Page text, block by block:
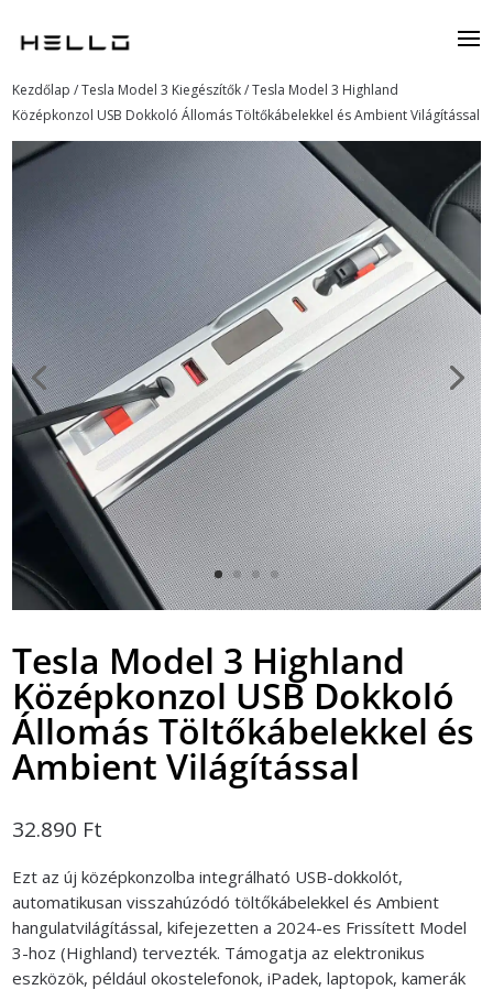
Kezdőlap /Tesla Model 3 Kiegészítők/ Tesla Model 3 Highland
Középkonzol USB Dokkoló Állomás Töltőkábelekkel és Ambient Világítással
Tesla Model 3 Highland
Középkonzol USB Dokkoló
Állomás Töltőkábelekkel és
Ambient Világítással
32.890 Ft
Ezt az új középkonzolba integrálható USB-dokkolót,
automatikusan visszahúzódó töltőkábelekkel és Ambient
hangulatvilágítással, kifejezetten a 2024-es Frissített Model
3-hoz (Highland) tervezték. Támogatja az elektronikus
eszközök, például okostelefonok, iPadek, laptopok, kamerák